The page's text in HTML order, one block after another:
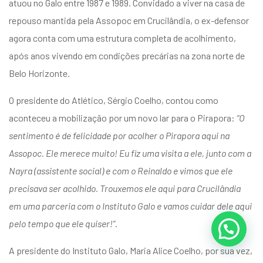
atuou no Galo entre 1987 e 1989. Convidado a viver na casa de
repouso mantida pela Assopoc em Crucilândia, o ex-defensor
agora conta com uma estrutura completa de acolhimento,
após anos vivendo em condições precárias na zona norte de
Belo Horizonte.
O presidente do Atlético, Sérgio Coelho, contou como
aconteceu a mobilização por um novo lar para o Pirapora: “O
sentimento é de felicidade por acolher o Pirapora aqui na
Assopoc. Ele merece muito! Eu fiz uma visita a ele, junto com a
Nayra (assistente social) e com o Reinaldo e vimos que ele
precisava ser acolhido. Trouxemos ele aqui para Crucilândia
em uma parceria com o Instituto Galo e vamos cuidar dele aqui
pelo tempo que ele quiser!”.
A presidente do Instituto Galo, Maria Alice Coelho, por sua vez,